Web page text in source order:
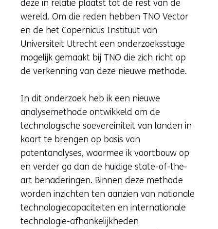
deze in relatie plaatst tot de rest van de
wereld. Om die reden hebben TNO Vector
en de het Copernicus Instituut van
Universiteit Utrecht een onderzoeksstage
mogelijk gemaakt bij TNO die zich richt op
de verkenning van deze nieuwe methode.
In dit onderzoek heb ik een nieuwe
analysemethode ontwikkeld om de
technologische soevereiniteit van landen in
kaart te brengen op basis van
patentanalyses, waarmee ik voortbouw op
en verder ga dan de huidige state-of-the-
art benaderingen. Binnen deze methode
worden inzichten ten aanzien van nationale
technologiecapaciteiten en internationale
technologie-afhankelijkheden